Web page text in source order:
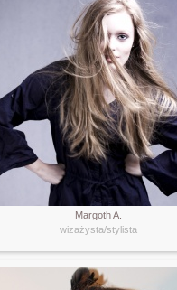
Margoth A.
wizażysta/stylista